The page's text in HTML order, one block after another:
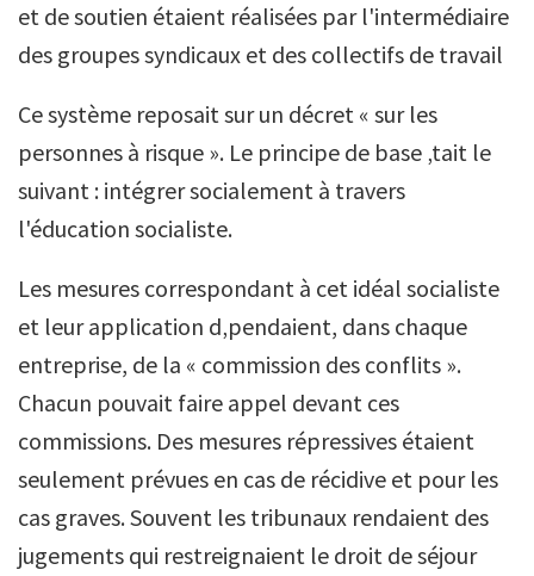
et de soutien étaient réalisées par l'intermédiaire
des groupes syndicaux et des collectifs de travail
Ce système reposait sur un décret « sur les
personnes à risque ». Le principe de base ‚tait le
suivant : intégrer socialement à travers
l'éducation socialiste.
Les mesures correspondant à cet idéal socialiste
et leur application d‚pendaient, dans chaque
entreprise, de la « commission des conflits ».
Chacun pouvait faire appel devant ces
commissions. Des mesures répressives étaient
seulement prévues en cas de récidive et pour les
cas graves. Souvent les tribunaux rendaient des
jugements qui restreignaient le droit de séjour